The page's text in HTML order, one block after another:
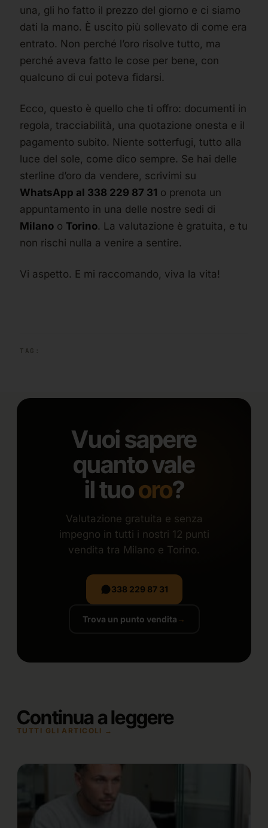
una, gli ho fatto il prezzo del giorno e ci siamo
dati la mano. È uscito più sollevato di come era
entrato. Non perché l’oro risolve tutto, ma
perché aveva fatto le cose per bene, con
qualcuno di cui poteva fidarsi.
Ecco, questo è quello che ti offro: documenti in
regola, tracciabilità, una quotazione onesta e il
pagamento subito. Niente sotterfugi, tutto alla
luce del sole, come dico sempre. Se hai delle
sterline d’oro da vendere, scrivimi su
WhatsApp al 338 229 87 31 o prenota un
appuntamento in una delle nostre sedi di
Milano o Torino. La valutazione è gratuita, e tu
non rischi nulla a venire a sentire.
Vi aspetto. E mi raccomando, viva la vita!
TAG:
Vuoi sapere
quanto vale
il tuooro?
Valutazione gratuita e senza
impegno in tutti i nostri 12 punti
vendita tra Milano e Torino.
338 229 87 31
Trova un punto vendita →
Continua a leggere
TUTTI GLI ARTICOLI →